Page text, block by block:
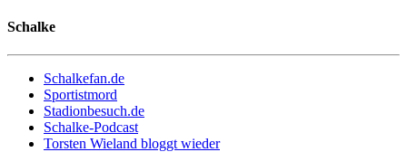
Schalke
Schalkefan.de
Sportistmord
Stadionbesuch.de
Schalke-Podcast
Torsten Wieland bloggt wieder